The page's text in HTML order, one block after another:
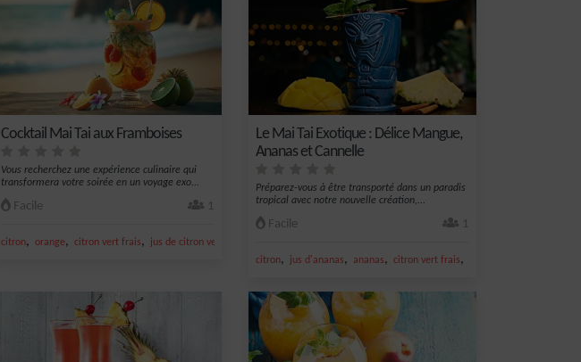
Cocktail Mai Tai aux Framboises
Vous recherchez une expérience culinaire qui
transformera votre soirée en un voyage exo...
Facile 1
citron, orange, citron vert frais, jus de citron vert
Le Mai Tai Exotique : Délice Mangue,
Ananas et Cannelle
Préparez-vous à être transporté dans un paradis
tropical avec notre nouvelle création,...
Facile 1
citron, jus d'ananas, ananas, citron vert frais,